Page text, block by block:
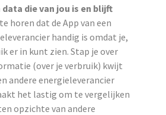
die van jou is en blijft
horen dat de App van een
handig is omdat je,
er in kunt zien. Stap je over
(over je verbruik) kwijt
andere energieleverancier
het lastig om te vergelijken
opzichte van andere